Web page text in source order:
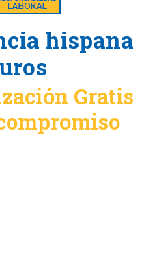
hispana
Gratis